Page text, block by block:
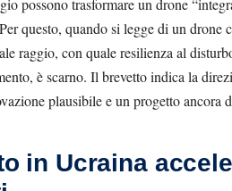
possono trasformare un drone
questo, quando si legge di un
raggio, con quale resilienza al
è scarno. Il brevetto indica la
plausibile e un progetto ancora
in Ucraina